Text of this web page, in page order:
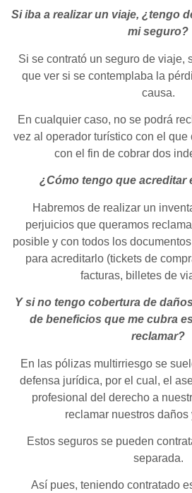
Si iba a realizar un viaje, ¿tengo
mi seguro?
Si se contrató un seguro de viaje,
que ver si se contemplaba la
causa.
En cualquier caso, no se podrá
vez al operador turístico con el que
con el fin de cobrar dos
¿Cómo tengo que acreditar
Habremos de realizar un
perjuicios que queramos
posible y con todos los
para acreditarlo (tickets de
facturas, billetes de
Y si no tengo cobertura de
de beneficios que me cubra
reclamar?
En las pólizas multirriesgo se
defensa jurídica, por el cual, el
profesional del derecho a
reclamar nuestros daños
Estos seguros se pueden
separada.
Así pues, teniendo contratado